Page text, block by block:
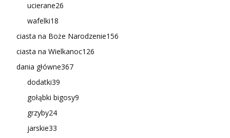
ucierane26
wafelki18
ciasta na Boże Narodzenie156
ciasta na Wielkanoc126
dania główne367
dodatki39
gołąbki bigosy9
grzyby24
jarskie33